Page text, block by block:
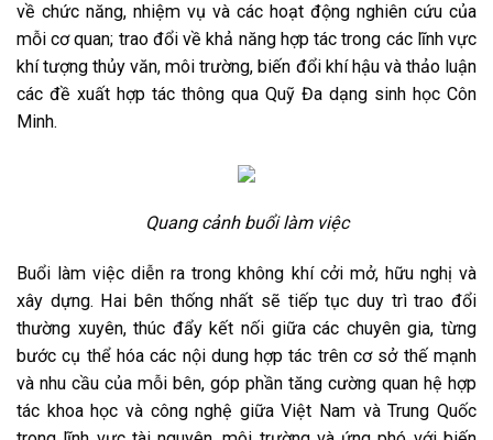
về chức năng, nhiệm vụ và các hoạt động nghiên cứu của
mỗi cơ quan; trao đổi về khả năng hợp tác trong các lĩnh vực
khí tượng thủy văn, môi trường, biến đổi khí hậu và thảo luận
các đề xuất hợp tác thông qua Quỹ Đa dạng sinh học Côn
Minh.
Quang cảnh buổi làm việc
Buổi làm việc diễn ra trong không khí cởi mở, hữu nghị và
xây dựng. Hai bên thống nhất sẽ tiếp tục duy trì trao đổi
thường xuyên, thúc đẩy kết nối giữa các chuyên gia, từng
bước cụ thể hóa các nội dung hợp tác trên cơ sở thế mạnh
và nhu cầu của mỗi bên, góp phần tăng cường quan hệ hợp
tác khoa học và công nghệ giữa Việt Nam và Trung Quốc